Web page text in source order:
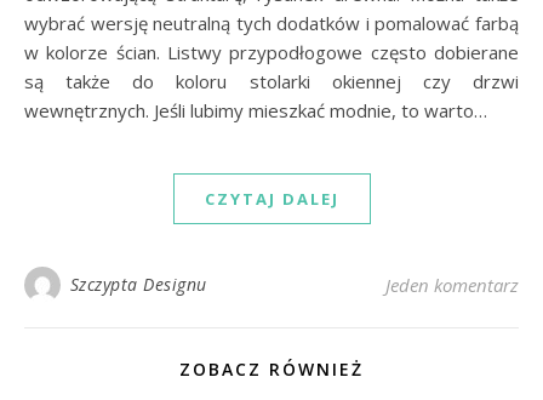
wybrać wersję neutralną tych dodatków i pomalować farbą
w kolorze ścian. Listwy przypodłogowe często dobierane
są także do koloru stolarki okiennej czy drzwi
wewnętrznych. Jeśli lubimy mieszkać modnie, to warto…
CZYTAJ DALEJ
Szczypta Designu Jeden komentarz
ZOBACZ RÓWNIEŻ